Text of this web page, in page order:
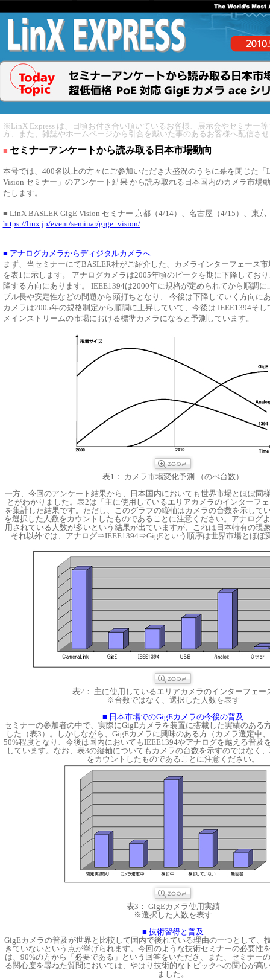
※LinX Express は、日頃お付き合い頂いているお客様、展示会やセミナー
方、また、雑誌やホームページから引合を戴いた事のあるお客様へ配信さ
■ セミナーアンケートから読み取る日本市場動向
本号では、400名以上の方々にご参加いただき大盛況のうちに幕を閉じた「
Vision セミナー」のアンケート結果 から読み取れる日本国内のカメラ市場
たします。
■ LinX BASLER GigE Vision セミナー 京都（4/14）、名古屋（4/15）、東京
https://linx.jp/event/seminar/gige_vision/
■ アナログカメラからディジタルカメラへ
まず、当セミナーにてBASLER社がご紹介した、カメラインターフェース
を表1に示します。 アナログカメラは2005年頃のピークを期に下降してお
降する方向にあります。 IEEE1394は2000年に規格が定められてから順調
ブル長や安定性などの問題から頭打ちとなり、 今後は下降していく方向に
カメラは2005年の規格制定から順調に上昇していて、今後は IEEE1394そ
メインストリームの市場における標準カメラになると予測しています。
表1： カメラ市場変化予測 （のべ台数）
一方、今回のアンケート結果から、日本国内においても世界市場とほぼ同
とがわかりました。表2は「主に使用しているエリアカメラのインターフ
を集計した結果です。ただし、このグラフの縦軸はカメラの台数を示して
を選択した人数をカウントしたものであることに注意ください。アナログ
用されている人数が多いという結果が出ていますが、これは日本特有の現
それ以外では、アナログ⇒IEEE1394⇒GigEという順序は世界市場とほぼ
表2： 主に使用しているエリアカメラのインターフェー
※台数ではなく、選択した人数を表す
■ 日本市場でのGigEカメラの今後の普及
セミナーの参加者の中で、実際にGigEカメラを装置に搭載した実績のある
した（表3）。しかしながら、GigEカメラに興味のある方（カメラ選定中
50%程度となり、今後は国内においてもIEEE1394やアナログを越える普及
しています。なお、表3の縦軸についてもカメラの台数を示すのではなく
をカウントしたものであることに注意ください。
表3： GigEカメラ使用実績
※選択した人数を表す
■ 技術習得と普及
GigEカメラの普及が世界と比較して国内で後れている理由の一つとして、
きていないという点が挙げられます。今回のような技術セミナーの必要性
は、90%の方から「必要である」という回答をいただき、また、セミナー
る関心度を尋ねた質問においては、やはり技術的なトピックへの関心が高
ました。